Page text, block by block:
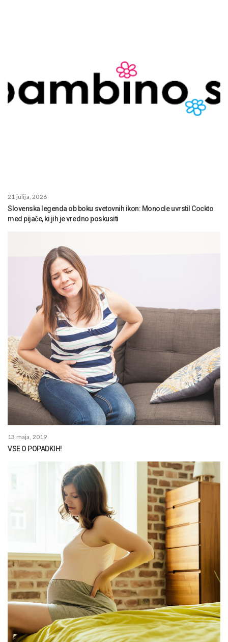
21 julija, 2026
Slovenska legenda ob boku svetovnih ikon: Monocle uvrstil Cockto
med pijače, ki jih je vredno poskusiti
13 maja, 2019
VSE O POPADKIH!